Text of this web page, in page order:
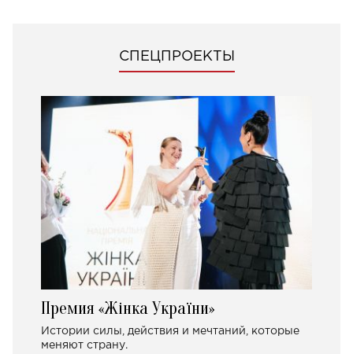
СПЕЦПРОЕКТЫ
Премия «Жінка України»
Истории силы, действия и мечтаний, которые
меняют страну.